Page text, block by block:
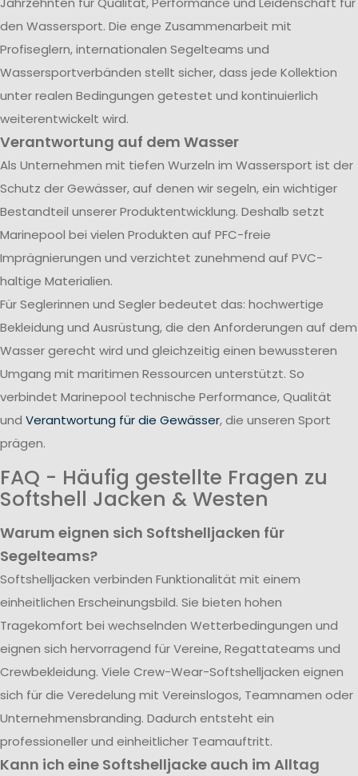
den Wassersport. Die enge Zusammenarbeit mit
Profiseglern, internationalen Segelteams und
Wassersportverbänden stellt sicher, dass jede Kollektion
unter realen Bedingungen getestet und kontinuierlich
weiterentwickelt wird.
Verantwortung auf dem Wasser
Als Unternehmen mit tiefen Wurzeln im Wassersport ist der
Schutz der Gewässer, auf denen wir segeln, ein wichtiger
Bestandteil unserer Produktentwicklung. Deshalb setzt
Marinepool bei vielen Produkten auf PFC-freie
Imprägnierungen und verzichtet zunehmend auf PVC-
haltige Materialien.
Für Seglerinnen und Segler bedeutet das: hochwertige
Bekleidung und Ausrüstung, die den Anforderungen auf dem
Wasser gerecht wird und gleichzeitig einen bewussteren
Umgang mit maritimen Ressourcen unterstützt. So
verbindet Marinepool technische Performance, Qualität
und Verantwortung für die Gewässer, die unseren Sport
prägen.
FAQ - Häufig gestellte Fragen zu
Softshell Jacken & Westen
Warum eignen sich Softshelljacken für
Segelteams?
Softshelljacken verbinden Funktionalität mit einem
einheitlichen Erscheinungsbild. Sie bieten hohen
Tragekomfort bei wechselnden Wetterbedingungen und
eignen sich hervorragend für Vereine, Regattateams und
Crewbekleidung. Viele Crew-Wear-Softshelljacken eignen
sich für die Veredelung mit Vereinslogos, Teamnamen oder
Unternehmensbranding. Dadurch entsteht ein
professioneller und einheitlicher Teamauftritt.
Kann ich eine Softshelljacke auch im Alltag